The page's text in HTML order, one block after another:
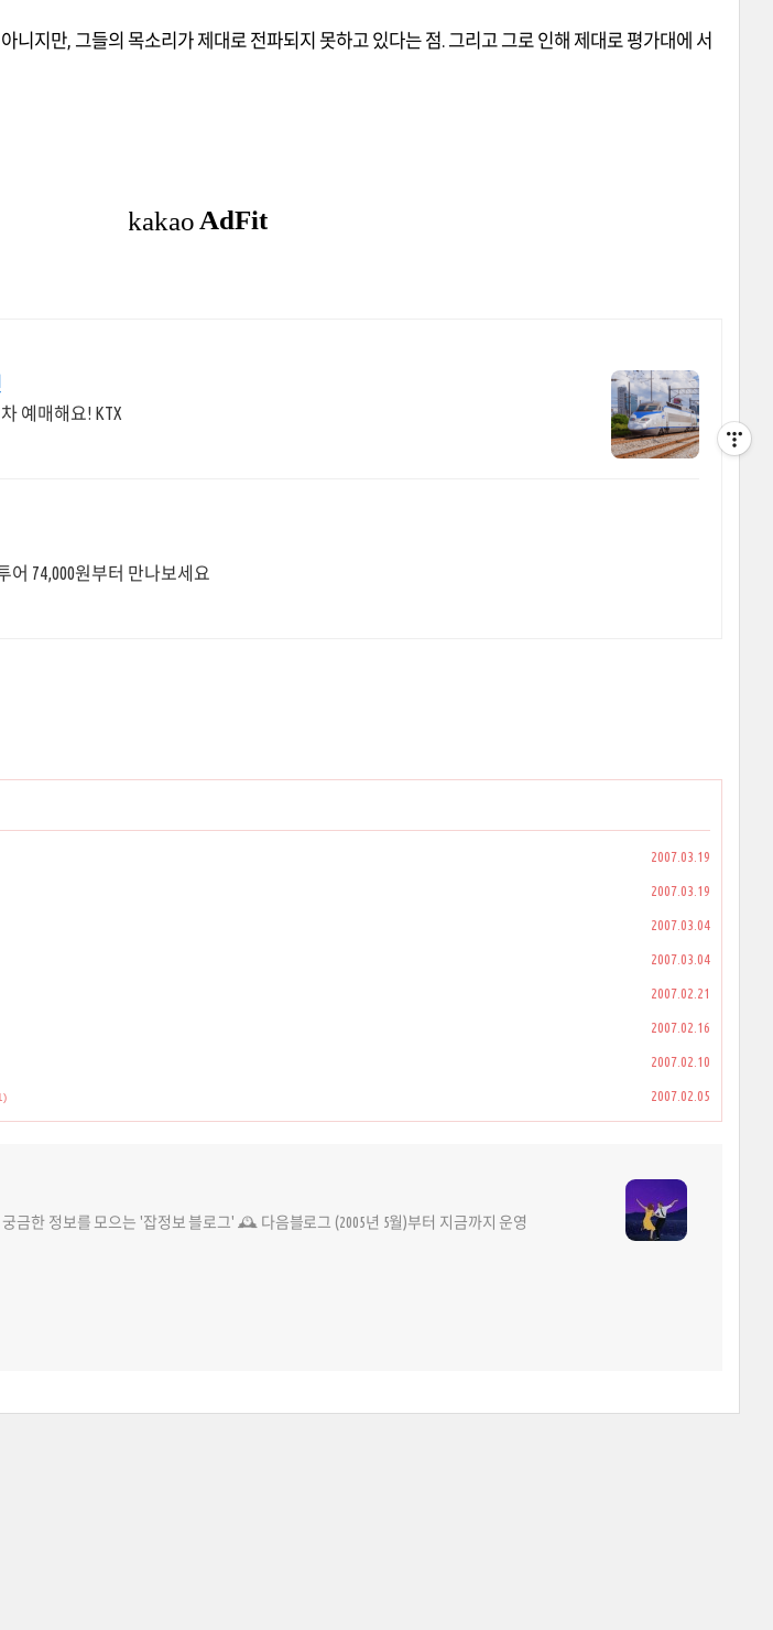
니지만 그들의 목소리가 제대로 전파되지 못하고 있다는 점 그리고 그로 인해 제대로 평가대에 서
예매해요! KTX
어 74,000원부터 만나보세요
2007.03.19
2007.03.19
2007.03.04
2007.03.04
2007.02.21
2007.02.16
2007.02.10
2007.02.05
한 정보를 모으는 '잡정보 블로그' 🕰️ 다음블로그 (2005년 5월)부터 지금까지 운영